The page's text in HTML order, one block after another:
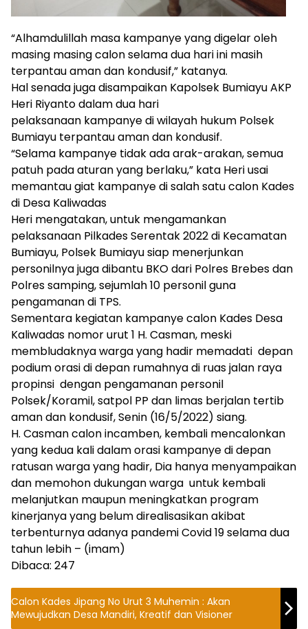
“Alhamdulillah masa kampanye yang digelar oleh
masing masing calon selama dua hari ini masih
terpantau aman dan kondusif,” katanya.
Hal senada juga disampaikan Kapolsek Bumiayu AKP
Heri Riyanto dalam dua hari
pelaksanaan kampanye di wilayah hukum Polsek
Bumiayu terpantau aman dan kondusif.
“Selama kampanye tidak ada arak-arakan, semua
patuh pada aturan yang berlaku,” kata Heri usai
memantau giat kampanye di salah satu calon Kades
di Desa Kaliwadas
Heri mengatakan, untuk mengamankan
pelaksanaan Pilkades Serentak 2022 di Kecamatan
Bumiayu, Polsek Bumiayu siap menerjunkan
personilnya juga dibantu BKO dari Polres Brebes dan
Polres samping, sejumlah 10 personil guna
pengamanan di TPS.
Sementara kegiatan kampanye calon Kades Desa
Kaliwadas nomor urut 1 H. Casman, meski
membludaknya warga yang hadir memadati depan
podium orasi di depan rumahnya di ruas jalan raya
propinsi dengan pengamanan personil
Polsek/Koramil, satpol PP dan limas berjalan tertib
aman dan kondusif, Senin (16/5/2022) siang.
H. Casman calon incamben, kembali mencalonkan
yang kedua kali dalam orasi kampanye di depan
ratusan warga yang hadir, Dia hanya menyampaikan
dan memohon dukungan warga untuk kembali
melanjutkan maupun meningkatkan program
kinerjanya yang belum direalisasikan akibat
terbenturnya adanya pandemi Covid 19 selama dua
tahun lebih – (imam)
Dibaca: 247
Calon Kades Jipang No Urut 3 Muhemin : Akan
Mewujudkan Desa Mandiri, Kreatif dan Visioner